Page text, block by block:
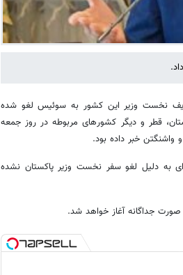
شریف نخست وزیر این کشور به سوئیس لغو شده
قطر و دیگر کشورهای مربوطه در روز جمعه
واشنگتن خبر داده بود.
ای به دلیل لغو سفر نخست وزیر پاکستان نشده
صورت جداگانه آغاز خواهد شد.